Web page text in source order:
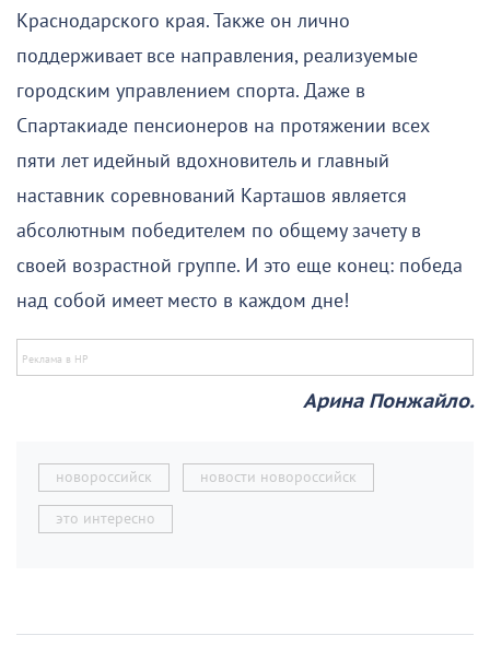
Краснодарского края. Также он лично
поддерживает все направления, реализуемые
городским управлением спорта. Даже в
Спартакиаде пенсионеров на протяжении всех
пяти лет идейный вдохновитель и главный
наставник соревнований Карташов является
абсолютным победителем по общему зачету в
своей возрастной группе. И это еще конец: победа
над собой имеет место в каждом дне!
Арина Понжайло.
новороссийск новости новороссийск
это интересно